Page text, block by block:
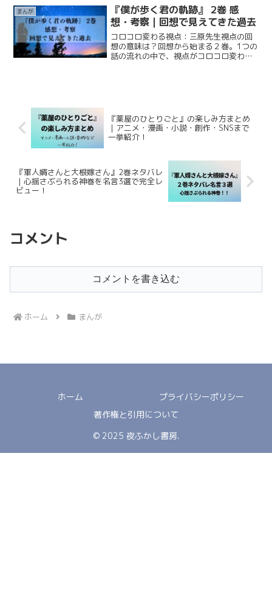
必至です！そして花ちゃんもね、だんだ
んと「妻」っぽい雰囲...
まんが
『僕が歩く君の軌跡』 2巻 感
想・考察｜回想で見えてきた過去
コロコロ変わる視点：三原先生視点の回
想の意味は？回想から始まる２巻。1つの
話の流れの中で、視点がコロコロ変わる
『薬屋のひとりごと』の楽しみ方まとめ
｜アニメ・漫画・小説・創作・SNSまで
一挙紹介！
『軍人婿さんと大根嫁さん』2巻ネタバレ
｜心揺さぶられる神巻を名言3選で完全レ
ビュー！
コメント
コメントを書き込む
ホーム まんが
ホーム
プライバシーポリシー
著作権と引用について
© 2025 夜ふかし書房.